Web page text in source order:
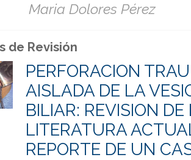
Maria Dolores Pérez
de Revisión
PERFORACION
AISLADA DE LA
BILIAR: REVISION DE
LITERATURA
REPORTE DE UN